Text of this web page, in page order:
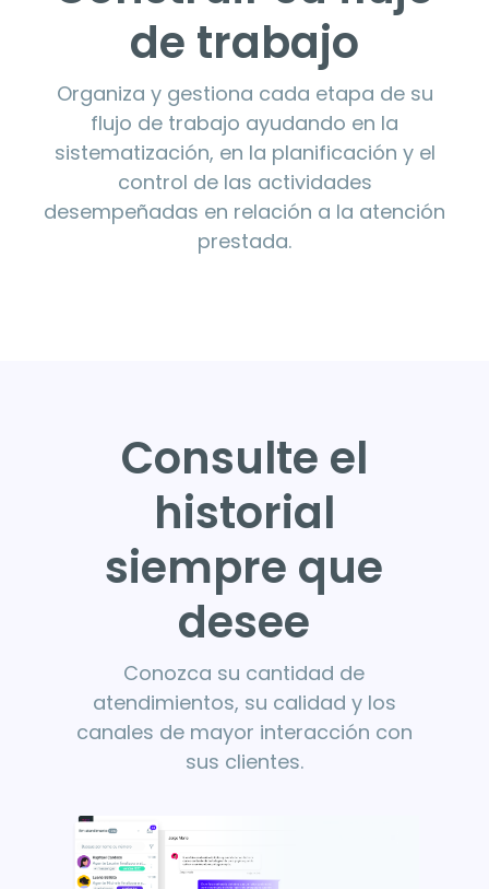
de trabajo
Organiza y gestiona cada etapa de su
flujo de trabajo ayudando en la
sistematización, en la planificación y el
control de las actividades
desempeñadas en relación a la atención
prestada.
Consulte el
historial
siempre que
desee
Conozca su cantidad de
atendimientos, su calidad y los
canales de mayor interacción con
sus clientes.